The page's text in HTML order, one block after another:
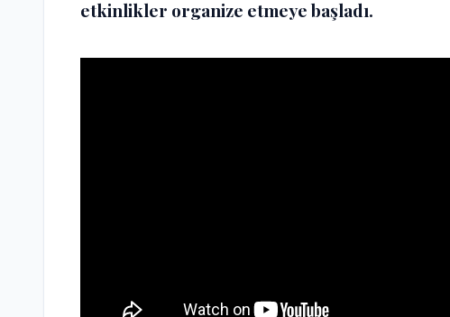
etkinlikler organize etmeye başladı.